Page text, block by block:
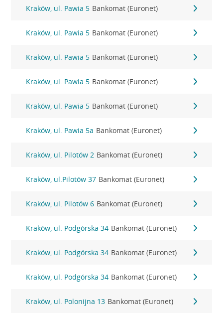
Kraków, ul. Pawia 5 Bankomat (Euronet)
Kraków, ul. Pawia 5 Bankomat (Euronet)
Kraków, ul. Pawia 5 Bankomat (Euronet)
Kraków, ul. Pawia 5 Bankomat (Euronet)
Kraków, ul. Pawia 5 Bankomat (Euronet)
Kraków, ul. Pawia 5a Bankomat (Euronet)
Kraków, ul. Pilotów 2 Bankomat (Euronet)
Kraków, ul.Pilotów 37 Bankomat (Euronet)
Kraków, ul. Pilotów 6 Bankomat (Euronet)
Kraków, ul. Podgórska 34 Bankomat (Euronet)
Kraków, ul. Podgórska 34 Bankomat (Euronet)
Kraków, ul. Podgórska 34 Bankomat (Euronet)
Kraków, ul. Polonijna 13 Bankomat (Euronet)